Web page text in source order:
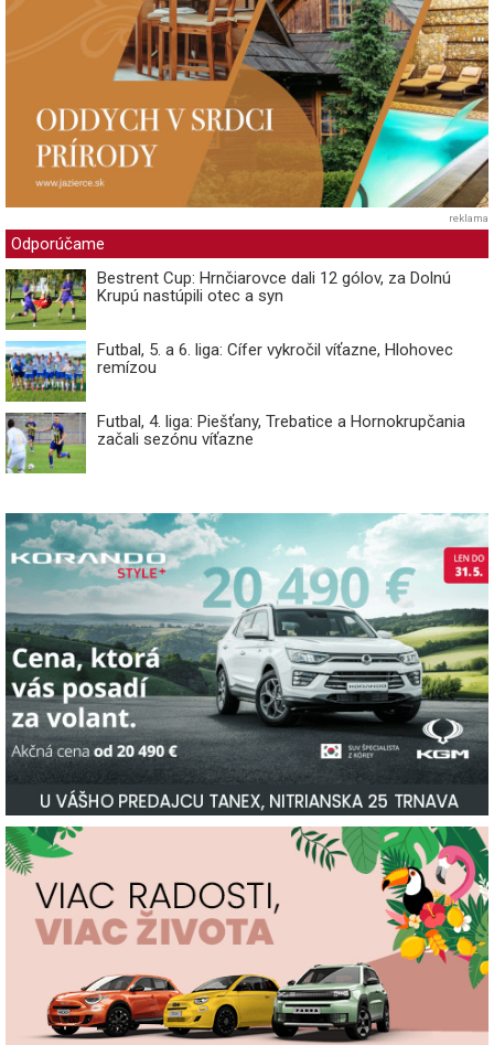
reklama
Odporúčame
Bestrent Cup: Hrnčiarovce dali 12 gólov, za Dolnú
Krupú nastúpili otec a syn
Futbal, 5. a 6. liga: Cífer vykročil víťazne, Hlohovec
remízou
Futbal, 4. liga: Piešťany, Trebatice a Hornokrupčania
začali sezónu víťazne